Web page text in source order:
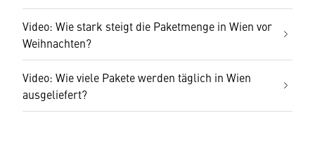
Video: Wie stark steigt die Paketmenge in Wien vor
Weihnachten?
Video: Wie viele Pakete werden täglich in Wien
ausgeliefert?